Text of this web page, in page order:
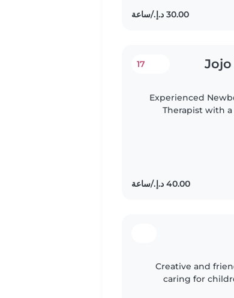
17
Experienced
Therapist with
Creative and
caring for